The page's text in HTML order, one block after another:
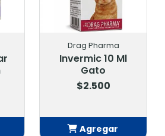
Drag Pharma
Invermic 10 Ml
Gato
$2.500
Agregar